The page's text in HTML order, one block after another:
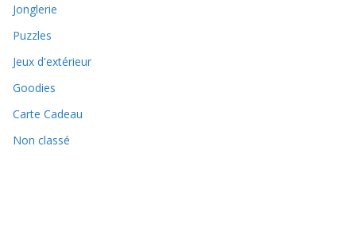
Jonglerie
Puzzles
Jeux d'extérieur
Goodies
Carte Cadeau
Non classé